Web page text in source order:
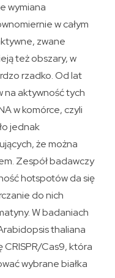
wymiana
w całym
zwane
też obszary, w
rzadko. Od lat
na aktywność tych
w komórce, czyli
jednak
że można
Zespół badawczy
hotspotów da się
do nich
W badaniach
thaliana
Cas9, która
wybrane białka